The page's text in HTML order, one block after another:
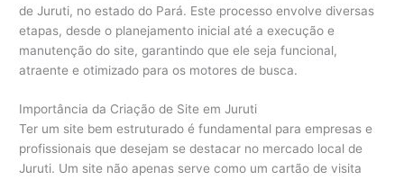
de Juruti, no estado do Pará. Este processo envolve diversas
etapas, desde o planejamento inicial até a execução e
manutenção do site, garantindo que ele seja funcional,
atraente e otimizado para os motores de busca.
Importância da Criação de Site em Juruti
Ter um site bem estruturado é fundamental para empresas e
profissionais que desejam se destacar no mercado local de
Juruti. Um site não apenas serve como um cartão de visita